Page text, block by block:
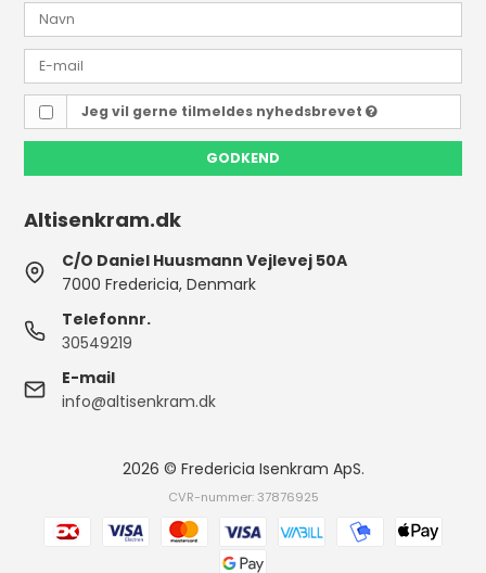
Jeg vil gerne tilmeldes nyhedsbrevet
GODKEND
Altisenkram.dk
C/O Daniel Huusmann Vejlevej 50A
7000 Fredericia, Denmark
Telefonnr.
30549219
E-mail
info@altisenkram.dk
2026 © Fredericia Isenkram ApS.
CVR-nummer: 37876925